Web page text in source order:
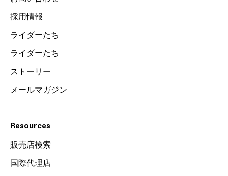
採用情報
ライダーたち
ライダーたち
ストーリー
メールマガジン
Resources
販売店検索
国際代理店